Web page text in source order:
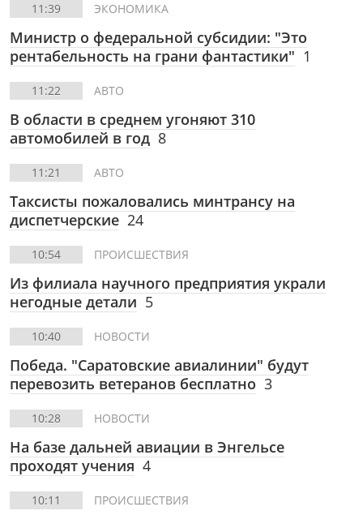
11:39 ЭКОНОМИКА
Министр о федеральной субсидии: "Это
рентабельность на грани фантастики" 1
11:22 АВТО
В области в среднем угоняют 310
автомобилей в год 8
11:21 АВТО
Таксисты пожаловались минтрансу на
диспетчерские 24
10:54 ПРОИСШЕСТВИЯ
Из филиала научного предприятия украли
негодные детали 5
10:40 НОВОСТИ
Победа. "Саратовские авиалинии" будут
перевозить ветеранов бесплатно 3
10:28 НОВОСТИ
На базе дальней авиации в Энгельсе
проходят учения 4
10:11 ПРОИСШЕСТВИЯ